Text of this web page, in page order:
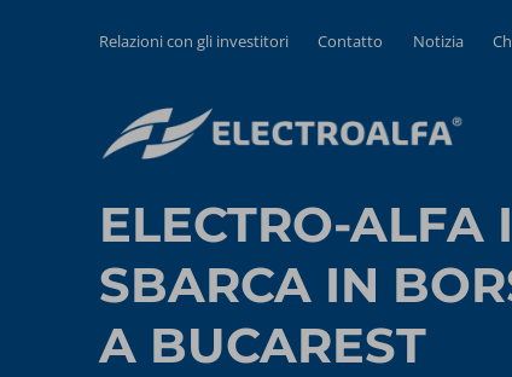
Relazioni con gli investitori Contatto Notizia
ELECTRO-ALFA
SBARCA IN
A BUCAREST